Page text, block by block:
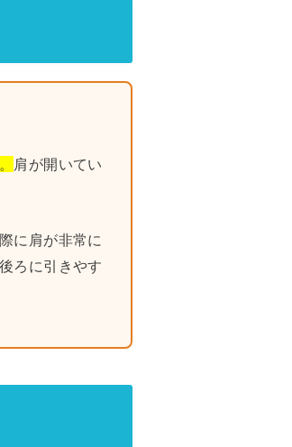
肩が開いてい
に肩が非常に
ろに引きやす